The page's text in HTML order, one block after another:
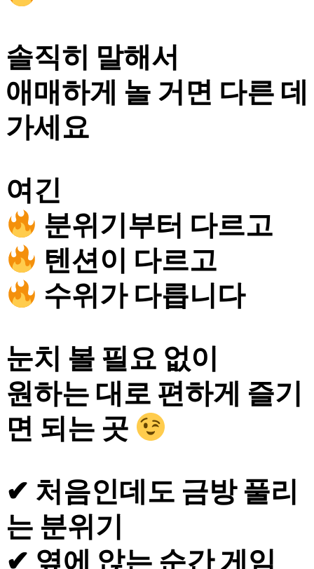
솔직히 말해서
애매하게 놀 거면 다른 데
가세요
여긴
분위기부터 다르고
텐션이 다르고
수위가 다릅니다
눈치 볼 필요 없이
원하는 대로 편하게 즐기
면 되는 곳
✔ 처음인데도 금방 풀리
는 분위기
✔ 옆에 앉는 순간 게임